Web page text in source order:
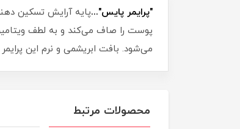
"پرایمر پایس"...پایه آرایش تسکین
می‌شود. بافت ابریشمی و نرم این
محصولات مرتبط